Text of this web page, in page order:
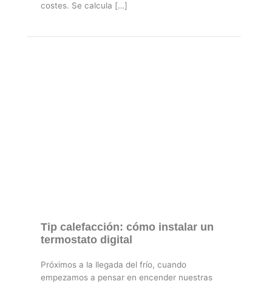
costes. Se calcula […]
Tip calefacción: cómo instalar un
termostato digital
Próximos a la llegada del frío, cuando
empezamos a pensar en encender nuestras